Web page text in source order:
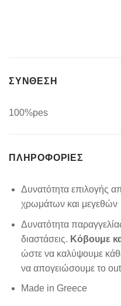
ΣΥΝΘΕΣΗ
100%pes
ΠΛΗΡΟΦΟΡΊΕΣ
Δυνατότητα επιλογής
χρωμάτων και μεγεθών
Δυνατότητα
διαστάσεις. Κόβουμε
ώστε να καλύψουμε
να απογειώσουμε το
Made in Greece